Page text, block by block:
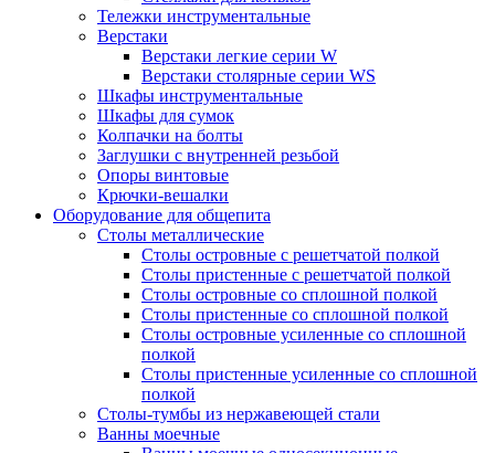
Тележки инструментальные
Верстаки
Верстаки легкие серии W
Верстаки столярные серии WS
Шкафы инструментальные
Шкафы для сумок
Колпачки на болты
Заглушки с внутренней резьбой
Опоры винтовые
Крючки-вешалки
Оборудование для общепита
Столы металлические
Столы островные с решетчатой полкой
Столы пристенные с решетчатой полкой
Столы островные со сплошной полкой
Столы пристенные со сплошной полкой
Столы островные усиленные со сплошной
полкой
Столы пристенные усиленные со сплошной
полкой
Столы-тумбы из нержавеющей стали
Ванны моечные